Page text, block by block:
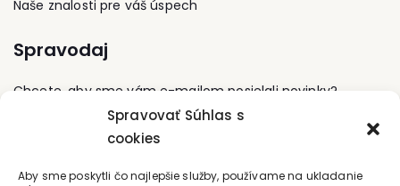
Spravovať Súhlas s
cookies
Aby sme poskytli čo najlepšie služby, používame na ukladanie
Naše znalosti pre váš úspech
Spravodaj
Chcete, aby sme vám e-mailom posielali novinky?
Prihláste sa na odber
Kontaktujte nás